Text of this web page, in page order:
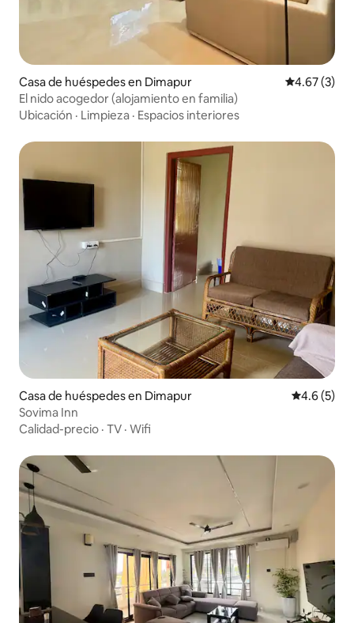
Casa de huéspedes en Dimapur Calificación
4.67 (3)
El nido acogedor (alojamiento en familia)
Ubicación · Limpieza · Espacios interiores
Casa de huéspedes en Dimapur
4.6 (5)
Sovima Inn
Calidad-precio · TV · Wifi